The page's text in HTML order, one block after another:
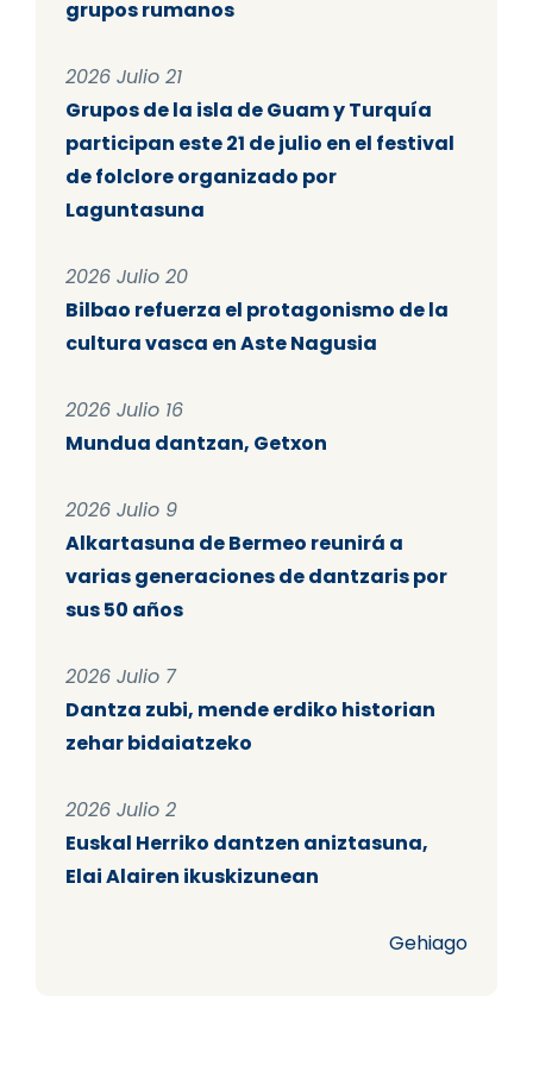
grupos rumanos
2026 Julio 21
Grupos de la isla de Guam y Turquía
participan este 21 de julio en el festival
de folclore organizado por
Laguntasuna
2026 Julio 20
Bilbao refuerza el protagonismo de la
cultura vasca en Aste Nagusia
2026 Julio 16
Mundua dantzan, Getxon
2026 Julio 9
Alkartasuna de Bermeo reunirá a
varias generaciones de dantzaris por
sus 50 años
2026 Julio 7
Dantza zubi, mende erdiko historian
zehar bidaiatzeko
2026 Julio 2
Euskal Herriko dantzen aniztasuna,
Elai Alairen ikuskizunean
Gehiago